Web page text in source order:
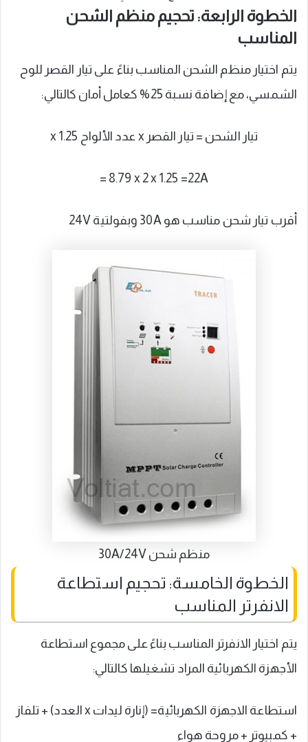
الخطوة الرابعة: تحجيم منظم الشحن
المناسب
يتم اختيار منظم الشحن المناسب بناءً على تيار القصر للوح
الشمسي، مع إضافة نسبة 25% كعامل أمان كالتالي:
تيار الشحن = تيار القصر x عدد الألواح x 1.25
= 8.79 x 2 x 1.25 =22A
أقرب تيار شحن مناسب هو 30A وبفولتية 24V
منظم شحن 30A/24V
الخطوة الخامسة: تحجيم استطاعة
الانفرتر المناسب
يتم اختيار الانفرتر المناسب بناءً على مجموع استطاعة
الأجهزة الكهربائية المراد تشغيلها كالتالي:
استطاعة الاجهزة الكهربائية= (إنارة ليدات x العدد) + تلفاز
+ كمبيوتر + مروحة هواء